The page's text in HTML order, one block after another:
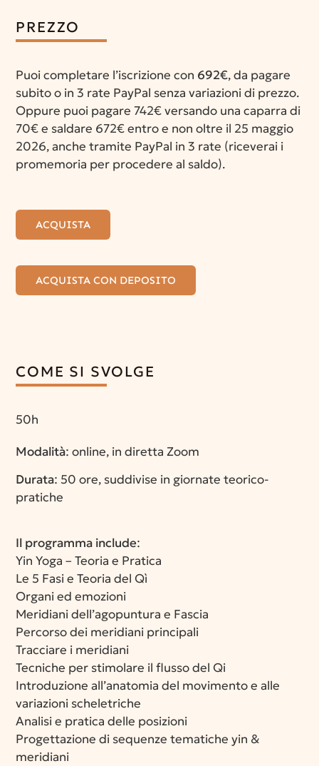
PREZZO
Puoi completare l’iscrizione con 692€, da pagare
subito o in 3 rate PayPal senza variazioni di prezzo.
Oppure puoi pagare 742€ versando una caparra di
70€ e saldare 672€ entro e non oltre il 25 maggio
2026, anche tramite PayPal in 3 rate (riceverai i
promemoria per procedere al saldo).
ACQUISTA
ACQUISTA CON DEPOSITO
COME SI SVOLGE
50h
Modalità: online, in diretta Zoom
Durata: 50 ore, suddivise in giornate teorico-
pratiche
Il programma include:
Yin Yoga – Teoria e Pratica
Le 5 Fasi e Teoria del Qì
Organi ed emozioni
Meridiani dell’agopuntura e Fascia
Percorso dei meridiani principali
Tracciare i meridiani
Tecniche per stimolare il flusso del Qi
Introduzione all’anatomia del movimento e alle
variazioni scheletriche
Analisi e pratica delle posizioni
Progettazione di sequenze tematiche yin &
meridiani